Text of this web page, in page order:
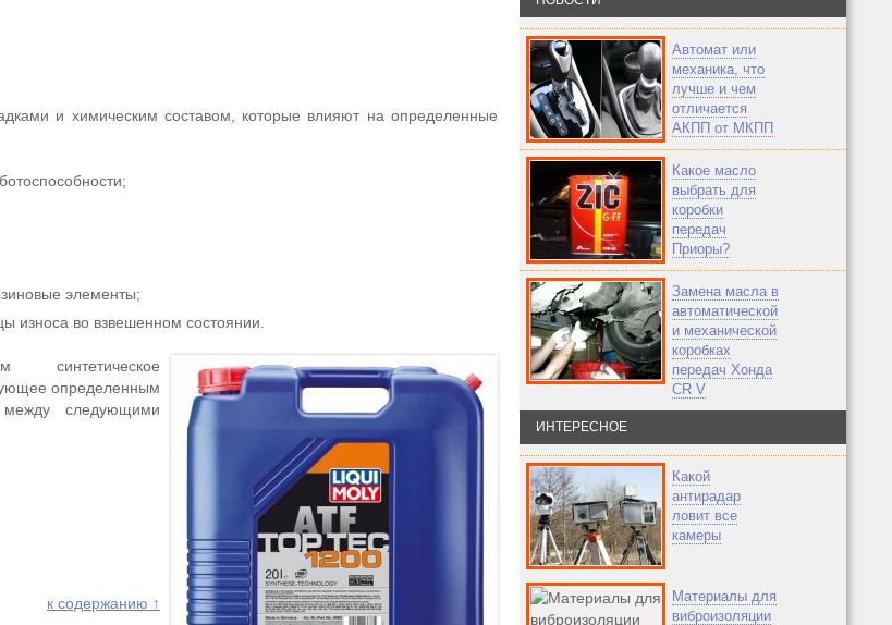
и химическим составом, которые влияют на определенные
элементы;
износа во взвешенном состоянии.
определенным
следующими
к содержанию ↑
Автомат или
механика, что
лучше и чем
отличается
АКПП от МКПП
Какое масло
выбрать для
коробки
передач
Приоры?
Замена масла в
автоматической
и механической
коробках
передач Хонда
CR V
ИНТЕРЕСНОЕ
Какой
антирадар
ловит все
камеры
Материалы для
виброизоляции